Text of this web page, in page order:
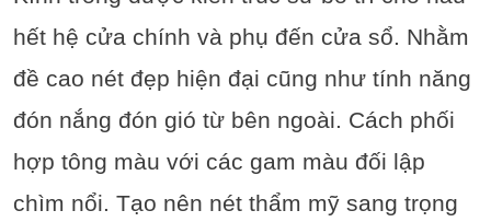
hết hệ cửa chính và phụ đến cửa sổ. Nhằm
đề cao nét đẹp hiện đại cũng như tính năng
đón nắng đón gió từ bên ngoài. Cách phối
hợp tông màu với các gam màu đối lập
chìm nổi. Tạo nên nét thẩm mỹ sang trọng